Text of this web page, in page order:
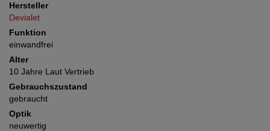
Hersteller
Devialet
Funktion
einwandfrei
Alter
10 Jahre Laut Vertrieb
Gebrauchszustand
gebraucht
Optik
neuwertig